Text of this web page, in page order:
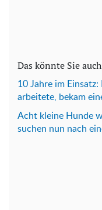
Das könnte Sie
10 Jahre im
arbeitete, bekam
Acht kleine Hunde
suchen nun nach